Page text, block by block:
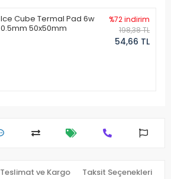
Ice Cube Termal Pad 6w
0.5mm 50x50mm
%72 indirim
198,38 TL
54,66 TL
Teslimat ve Kargo Taksit Seçenekleri